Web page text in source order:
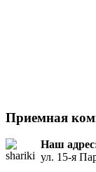
Приемная
Наш
ул. 15-я